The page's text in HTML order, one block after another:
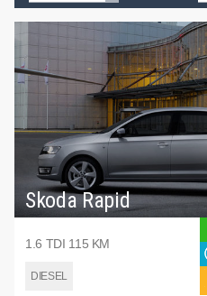
Skoda Rapid
1.6 TDI 115 KM
DIESEL